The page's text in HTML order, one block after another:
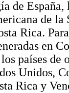
de
de
Rica.
en
países de
Unidos,
Rica y